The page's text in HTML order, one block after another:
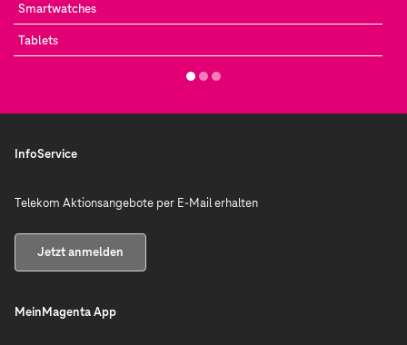
Smartwatches
Tablets
InfoService
Telekom Aktionsangebote per E-Mail erhalten
Jetzt anmelden
MeinMagenta App